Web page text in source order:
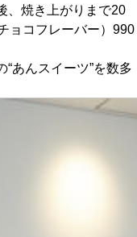
、焼き上がりまで20
ョコフレーバー）990
あんスイーツ”を数多